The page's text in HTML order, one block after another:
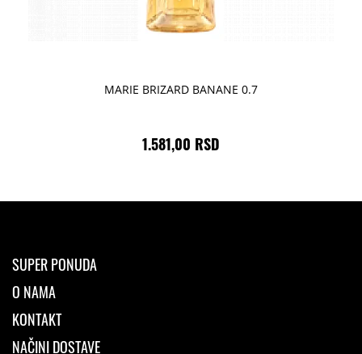
MARIE BRIZARD BANANE 0.7
1.581,00 RSD
SUPER PONUDA
O NAMA
KONTAKT
NAČINI DOSTAVE